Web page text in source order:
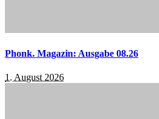
Phonk. Magazin: Ausgabe 08.26
1. August 2026